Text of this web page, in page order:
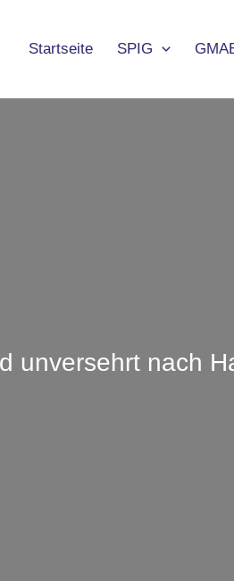
Startseite SPIG
unversehrt nach